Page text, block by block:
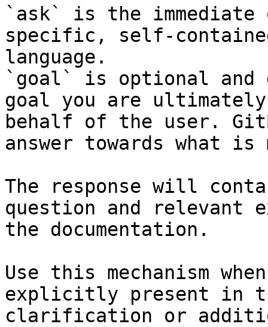
`ask` is the
specific, self-
language.
`goal` is optional and
goal you are
behalf of the user.
answer towards what
The response will
question and relevant
the documentation.
Use this mechanism
explicitly present in
clarification or